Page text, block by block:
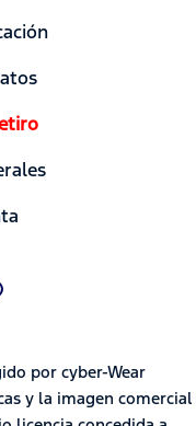
por cyber-Wear
y la imagen comercial